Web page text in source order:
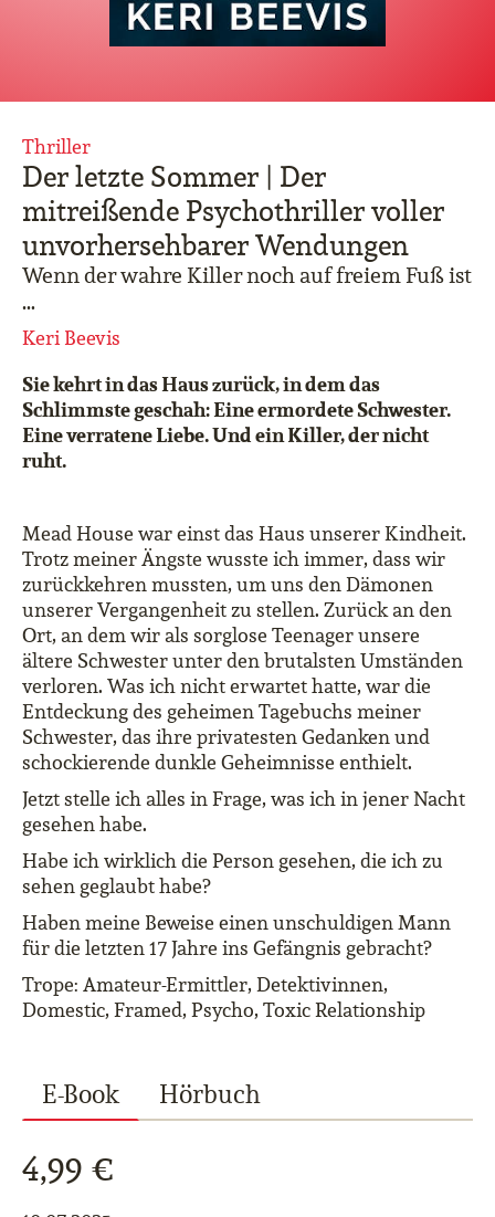
Der letzte Sommer | Der
mitreißende Psychothriller voller
unvorhersehbarer Wendungen
Wenn der wahre Killer noch auf freiem Fuß ist
…
Keri Beevis
Thriller
Sie kehrt in das Haus zurück, in dem das
Schlimmste geschah: Eine ermordete Schwester.
Eine verratene Liebe. Und ein Killer, der nicht
ruht.
Mead House war einst das Haus unserer Kindheit.
Trotz meiner Ängste wusste ich immer, dass wir
zurückkehren mussten, um uns den Dämonen
unserer Vergangenheit zu stellen. Zurück an den
Ort, an dem wir als sorglose Teenager unsere
ältere Schwester unter den brutalsten Umständen
verloren. Was ich nicht erwartet hatte, war die
Entdeckung des geheimen Tagebuchs meiner
Schwester, das ihre privatesten Gedanken und
schockierende dunkle Geheimnisse enthielt.
Jetzt stelle ich alles in Frage, was ich in jener Nacht
gesehen habe.
Habe ichwirklichdie Person gesehen,die ichzu
sehen geglaubthabe?
Haben meine Beweise einen unschuldigen Mann
für die letzten 17 Jahre ins Gefängnis gebracht?
Trope: Amateur-Ermittler, Detektivinnen,
Domestic, Framed, Psycho, Toxic Relationship
E-Book Hörbuch
4,99 €